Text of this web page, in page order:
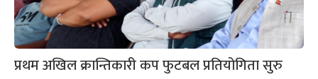
प्रथम अखिल क्रान्तिकारी कप फुटबल प्रतियोगिता सुरु